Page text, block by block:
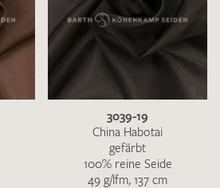
3039-19
China Habotai
gefärbt
100% reine Seide
49 g/lfm, 137 cm